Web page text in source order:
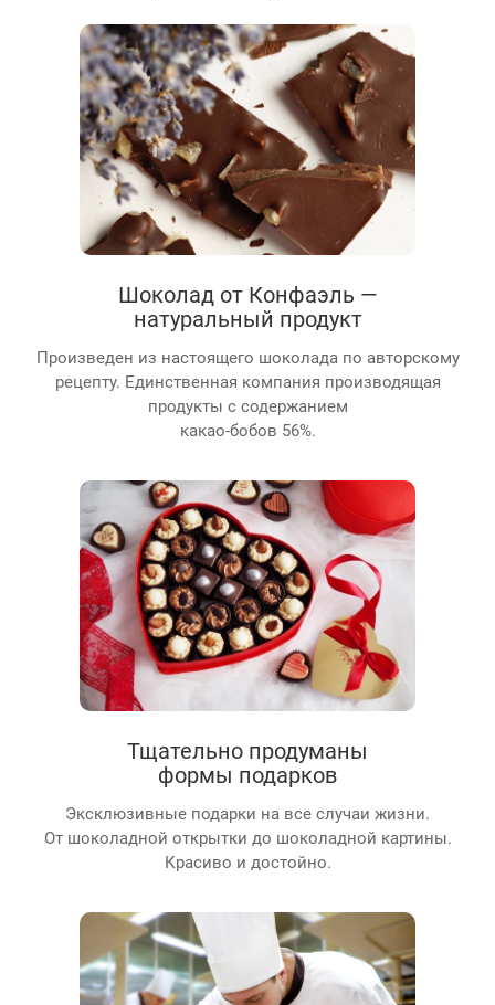
Шоколад от Конфаэль —
натуральный продукт
Произведен из настоящего шоколада по авторскому
рецепту. Единственная компания производящая
продукты с содержанием
какао-бобов 56%.
Тщательно продуманы
формы подарков
Эксклюзивные подарки на все случаи жизни.
От шоколадной открытки до шоколадной картины.
Красиво и достойно.